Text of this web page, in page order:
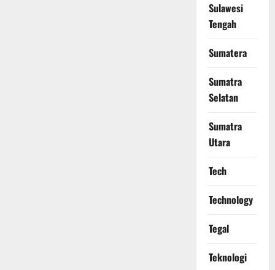
Sulawesi
Tengah
Sumatera
Sumatra
Selatan
Sumatra
Utara
Tech
Technology
Tegal
Teknologi